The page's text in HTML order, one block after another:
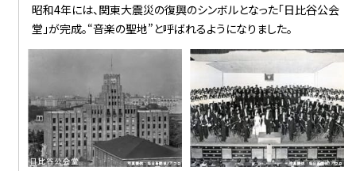
昭和4年には、関東大震災の復興のシンボルとなった「日比谷公会
堂」が完成。“音楽の聖地”と呼ばれるようになりました。